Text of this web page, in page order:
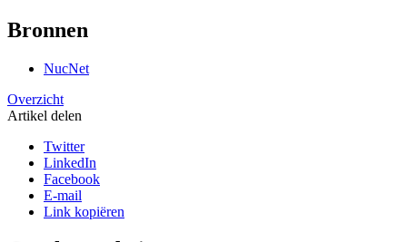
Bronnen
NucNet
Overzicht
Artikel delen
Twitter
LinkedIn
Facebook
E-mail
Link kopiëren